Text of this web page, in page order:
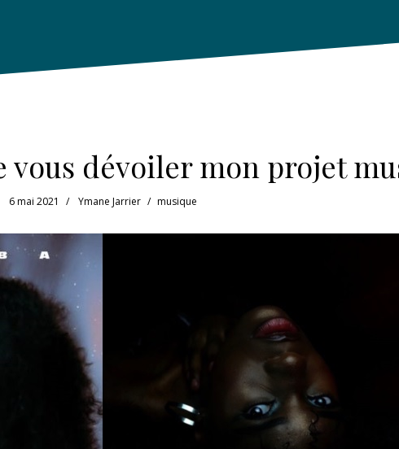
vous dévoiler mon projet
6 mai 2021 Ymane Jarrier musique